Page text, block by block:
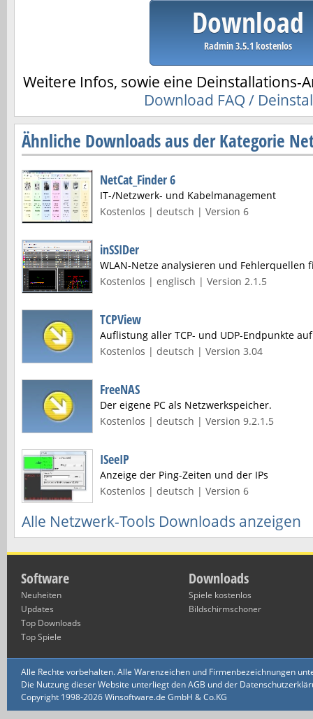
Download
Radmin 3.5.1 kostenlos
Weitere Infos, sowie eine Deinstallations-
Download FAQ /
Ähnliche Downloads aus der Kategorie
NetCat_Finder 6
IT-/Netzwerk- und Kabelmanagement
Kostenlos | deutsch | Version 6
inSSIDer
WLAN-Netze analysieren und Fehlerquellen
Kostenlos | englisch | Version 2.1.5
TCPView
Auflistung aller TCP- und UDP-Endpunkte
Kostenlos | deutsch | Version 3.04
FreeNAS
Der eigene PC als Netzwerkspeicher.
Kostenlos | deutsch | Version 9.2.1.5
ISeeIP
Anzeige der Ping-Zeiten und der IPs
Kostenlos | deutsch | Version 6
Alle Netzwerk-Tools Downloads anzeigen
Software
Neuheiten
Updates
Top Downloads
Top Spiele
Downloads
Spiele kostenlos
Bildschirmschoner
Alle Rechte vorbehalten. Alle Warenzeichen und Firmenbezeichnungen
Die Nutzung dieser Website unterliegt den AGB und der
Copyright 1998-2026 Winsoftware.de GmbH & Co.KG